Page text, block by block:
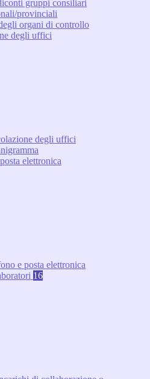
gruppi consiliari
provinciali
organi di controllo
degli uffici
degli uffici
elettronica
e posta elettronica
16